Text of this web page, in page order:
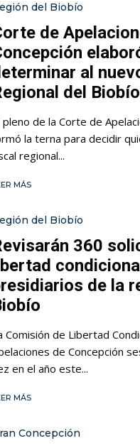
del Biobío
de
al
del Biobío
pleno de la Corte de
la terna para decidir
regional...
MÁS
del Biobío
360
de la
Comisión de Libertad
de Concepción
en el año este...
MÁS
Concepción